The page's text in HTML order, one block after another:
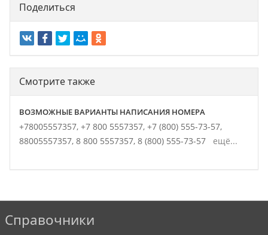
Поделиться
Смотрите также
ВОЗМОЖНЫЕ ВАРИАНТЫ НАПИСАНИЯ НОМЕРА
+78005557357, +7 800 5557357, +7 (800) 555-73-57,
88005557357, 8 800 5557357, 8 (800) 555-73-57 ещё...
Справочники